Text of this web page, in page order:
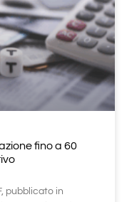
fino a 60
pubblicato in